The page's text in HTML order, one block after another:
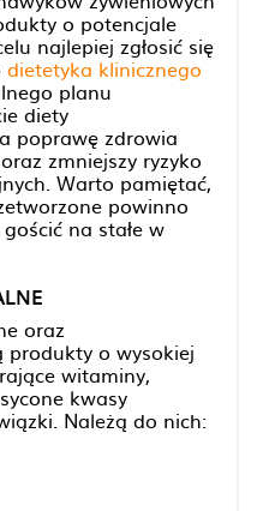
o potencjale
najlepiej zgłosić się
dietetyka klinicznego
planu
diety
poprawę zdrowia
zmniejszy ryzyko
Warto pamiętać,
powinno
na stałe w
oraz
produkty o wysokiej
witaminy,
kwasy
Należą do nich: